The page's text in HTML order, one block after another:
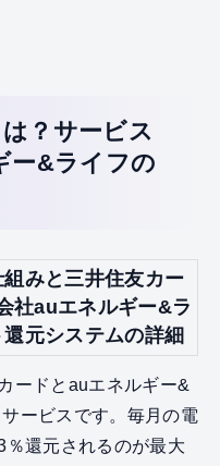
？サービス
ー&ライフの
みと三井住友カー
社auエネルギー&ラ
元システムの詳細
ードとauエネルギー&
ービスです。毎月の電
還元されるのが最大